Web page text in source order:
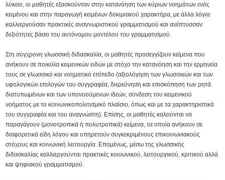
λύκειο, οι μαθητές εξασκούνταν στην κατανόηση των κύριων νοημάτων ενός
κειμένου και στην παραγωγή κειμένων δοκιμιακού χαρακτήρα, με άλλα λόγια
καλλιεργούσαν πρακτικές αναγνωριστικού γραμματισμού και ανέπτυσσαν
δεξιότητες βάσει του αυτόνομου μοντέλου του γραμματισμού.
Στη σύγχρονη γλωσσική διδασκαλία, οι μαθητές προσεγγίζουν κείμενα που
ανήκουν σε ποικιλία κειμενικών ειδών με στόχο την κατανόηση και την ερμηνεία
τους σε γλωσσικό και νοηματικό επίπεδο (αξιολόγηση των γλωσσικών και των
υφολογικών επιλογών του συγγραφέα, διερεύνηση και επισκόπηση των ρητά
διατυπωμένων και των υπονοούμενων ιδεών, σύνδεση του κειμενικού
νοήματος με το κοινωνικοπολιτισμικό πλαίσιο, όπως και με τα χαρακτηριστικά
του συγγραφέα και του αναγνώστη). Επίσης, οι μαθητές καλούνται να
παραγάγουν (μονοτροπικά ή πολυτροπικά) κείμενα, τα οποία ανήκουν σε
διαφορετικά είδη λόγου και υπηρετούν συγκεκριμένους επικοινωνιακούς
στόχους και κοινωνική λειτουργία. Επομένως, μέσω της γλωσσικής
διδασκαλίας καλλιεργούνται πρακτικές κοινωνικού, λειτουργικού, κριτικού αλλά
και ψηφιακού γραμματισμού.